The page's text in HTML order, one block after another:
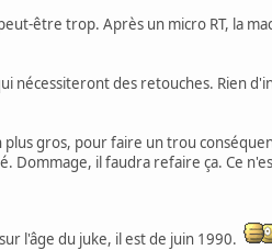
être trop. Après un micro RT, la
nécessiteront des retouches. Rien
gros, pour faire un trou
Dommage, il faudra refaire ça. Ce
l'âge du juke, il est de juin 1990.